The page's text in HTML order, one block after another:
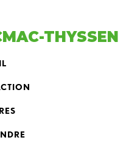
THYSSEN